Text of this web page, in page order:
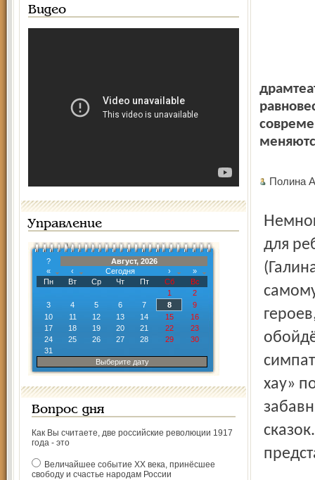
Видео
Управление
?
Август, 2026
«
‹ Сегодня ›
»
Пн
Вт Ср Чт Пт Сб
Вс
1
2
3
4 5 6 7 8
9
10
11 12 13 14 15
16
17
18 19 20 21 22
23
24
25 26 27 28 29
30
31
Выберите дату
Вопрос дня
Как Вы считаете, две российские революции 1917
года - это
Величайшее событие ХХ века, принёсшее
свободу и счастье народам России
Полина
Немного о развлекательной программе для малышей и
для
хау»